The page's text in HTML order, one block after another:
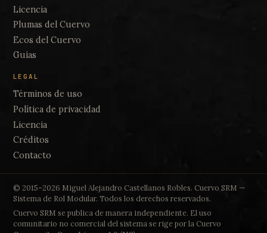
Licencia
Plumas del Cuervo
Ecos del Cuervo
Guias
LEGAL
Términos de uso
Política de privacidad
Licencia
Créditos
Contacto
© 2015–2026 Miguel Alejandro Castellanos Robles. Cuervo SRM —
Sistema de Rol Modular. Todos los derechos reservados.
Cuervo SRM se publica de manera independiente. El uso
comunitario no comercial del sistema se rige por la Cuervo